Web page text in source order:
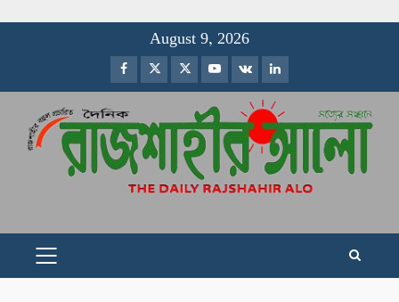
August 9, 2026
Facebook
TwitterInstagram
Youtube
VK LinkedIn
PRIMARY